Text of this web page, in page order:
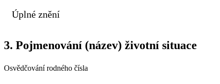
Úplné znění
3. Pojmenování (název) životní situace
Osvědčování rodného čísla